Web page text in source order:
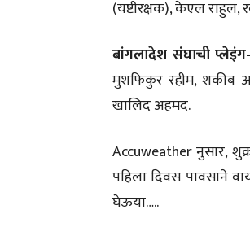
(यष्टीरक्षक), केएल राहुल,
बांगलादेश संघाची
मुशफिकुर रहीम, शकीब
खालिद अहमद.
Accuweather नुसार,
पहिला दिवस पावसाने
घेऊया…..